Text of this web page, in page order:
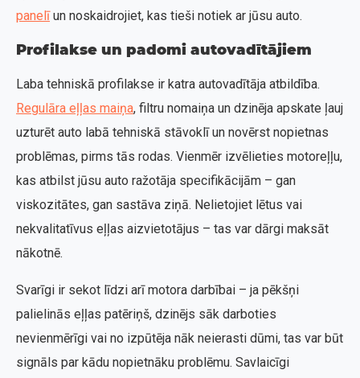
panelīun noskaidrojiet, kas tieši notiek ar jūsu auto.
Profilakse un padomi autovadītājiem
Laba tehniskā profilakse ir katra autovadītāja atbildība.
Regulāra eļļas maiņa, filtru nomaiņa un dzinēja apskate ļauj
uzturēt auto labā tehniskā stāvoklī un novērst nopietnas
problēmas, pirms tās rodas. Vienmēr izvēlieties motoreļļu,
kas atbilst jūsu auto ražotāja specifikācijām – gan
viskozitātes, gan sastāva ziņā. Nelietojiet lētus vai
nekvalitatīvus eļļas aizvietotājus – tas var dārgi maksāt
nākotnē.
Svarīgi ir sekot līdzi arī motora darbībai – ja pēkšņi
palielinās eļļas patēriņš, dzinējs sāk darboties
nevienmērīgi vai no izpūtēja nāk neierasti dūmi, tas var būt
signāls par kādu nopietnāku problēmu. Savlaicīgi